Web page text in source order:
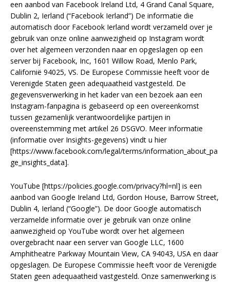
een aanbod van Facebook Ireland Ltd, 4 Grand Canal Square,
Dublin 2, Ierland (“Facebook Ierland”) De informatie die
automatisch door Facebook Ierland wordt verzameld over je
gebruik van onze online aanwezigheid op Instagram wordt
over het algemeen verzonden naar en opgeslagen op een
server bij Facebook, Inc, 1601 Willow Road, Menlo Park,
Californië 94025, VS. De Europese Commissie heeft voor de
Verenigde Staten geen adequaatheid vastgesteld. De
gegevensverwerking in het kader van een bezoek aan een
Instagram-fanpagina is gebaseerd op een overeenkomst
tussen gezamenlijk verantwoordelijke partijen in
overeenstemming met artikel 26 DSGVO. Meer informatie
(informatie over Insights-gegevens) vindt u hier
[https://www.facebook.com/legal/terms/information_about_pa
ge_insights_data].
YouTube [https://policies.google.com/privacy?hl=nl] is een
aanbod van Google Ireland Ltd, Gordon House, Barrow Street,
Dublin 4, Ierland (“Google”). De door Google automatisch
verzamelde informatie over je gebruik van onze online
aanwezigheid op YouTube wordt over het algemeen
overgebracht naar een server van Google LLC, 1600
Amphitheatre Parkway Mountain View, CA 94043, USA en daar
opgeslagen. De Europese Commissie heeft voor de Verenigde
Staten geen adequaatheid vastgesteld. Onze samenwerking is